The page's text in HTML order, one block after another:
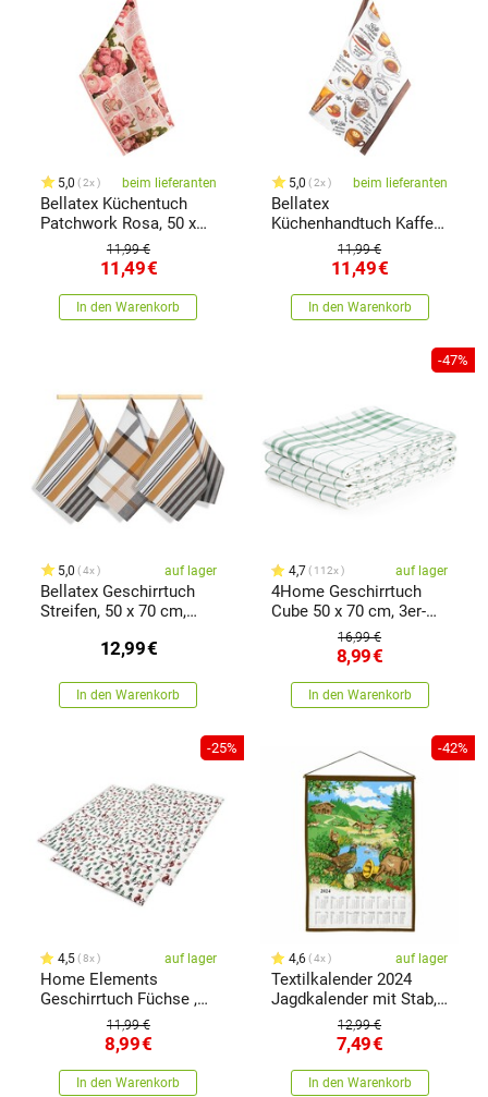
5,0 2x beim lieferanten
Bellatex Küchentuch
Patchwork Rosa, 50 x
11,99 €
11,49€
In den Warenkorb
5,0 2x beim lieferanten
Bellatex
Küchenhandtuch Kaffee
Braun, 50 x 70 cm
11,99 €
11,49€
In den Warenkorb
5,0 4x auf lager
Bellatex Geschirrtuch
Streifen, 50 x 70 cm,
12,99€
In den Warenkorb
-47%
4,7 112x auf lager
4Home Geschirrtuch
Cube 50 x 70 cm, 3er-
16,99 €
8,99€
In den Warenkorb
-25%
4,5 8x auf lager
Home Elements
Geschirrtuch Füchse ,
50 x 70 cm, 3er-Set
11,99 €
8,99€
In den Warenkorb
-42%
4,6 4x auf lager
Textilkalender 2024
Jagdkalender mit Stab,
45 x 65 cm12,99 €
7,49€
In den Warenkorb